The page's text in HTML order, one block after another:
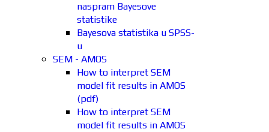
naspram Bayesove
statistike
Bayesova statistika u SPSS-
u
SEM - AMOS
How to interpret SEM
model fit results in AMOS
(pdf)
How to interpret SEM
model fit results in AMOS